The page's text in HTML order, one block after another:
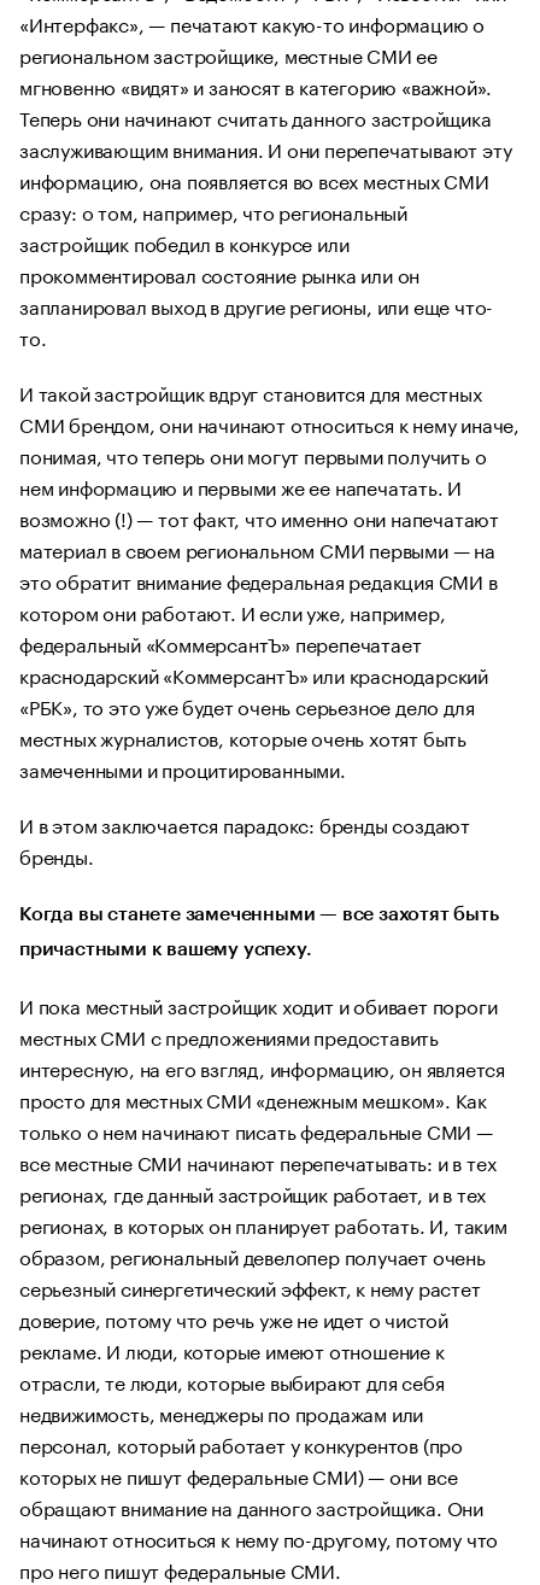
«Интерфакс», — печатают какую-то информацию о
региональном застройщике, местные СМИ ее
мгновенно «видят» и заносят в категорию «важной».
Теперь они начинают считать данного застройщика
заслуживающим внимания. И они перепечатывают эту
информацию, она появляется во всех местных СМИ
сразу: о том, например, что региональный
застройщик победил в конкурсе или
прокомментировал состояние рынка или он
запланировал выход в другие регионы, или еще что-
то.
И такой застройщик вдруг становится для местных
СМИ брендом, они начинают относиться к нему иначе,
понимая, что теперь они могут первыми получить о
нем информацию и первыми же ее напечатать. И
возможно (!) — тот факт, что именно они напечатают
материал в своем региональном СМИ первыми — на
это обратит внимание федеральная редакция СМИ в
котором они работают. И если уже, например,
федеральный «КоммерсантЪ» перепечатает
краснодарский «КоммерсантЪ» или краснодарский
«РБК», то это уже будет очень серьезное дело для
местных журналистов, которые очень хотят быть
замеченными и процитированными.
И в этом заключается парадокс: бренды создают
бренды.
Когда вы станете замеченными — все захотят быть
причастными к вашему успеху.
И пока местный застройщик ходит и обивает пороги
местных СМИ с предложениями предоставить
интересную, на его взгляд, информацию, он является
просто для местных СМИ «денежным мешком». Как
только о нем начинают писать федеральные СМИ —
все местные СМИ начинают перепечатывать: и в тех
регионах, где данный застройщик работает, и в тех
регионах, в которых он планирует работать. И, таким
образом, региональный девелопер получает очень
серьезный синергетический эффект, к нему растет
доверие, потому что речь уже не идет о чистой
рекламе. И люди, которые имеют отношение к
отрасли, те люди, которые выбирают для себя
недвижимость, менеджеры по продажам или
персонал, который работает у конкурентов (про
которых не пишут федеральные СМИ) — они все
обращают внимание на данного застройщика. Они
начинают относиться к нему по-другому, потому что
про него пишут федеральные СМИ.